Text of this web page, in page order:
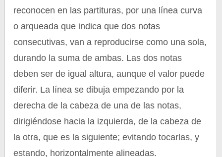
reconocen en las partituras, por una línea curva
o arqueada que indica que dos notas
consecutivas, van a reproducirse como una sola,
durando la suma de ambas. Las dos notas
deben ser de igual altura, aunque el valor puede
diferir. La línea se dibuja empezando por la
derecha de la cabeza de una de las notas,
dirigiéndose hacia la izquierda, de la cabeza de
la otra, que es la siguiente; evitando tocarlas, y
estando, horizontalmente alineadas.